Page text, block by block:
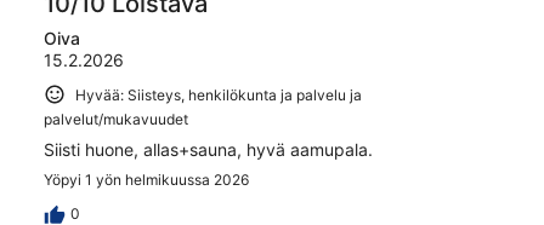
Oiva
15.2.2026
Hyvää: Siisteys, henkilökunta ja palvelu ja
palvelut/mukavuudet
Siisti huone, allas+sauna, hyvä aamupala.
Yöpyi 1 yön helmikuussa 2026
0